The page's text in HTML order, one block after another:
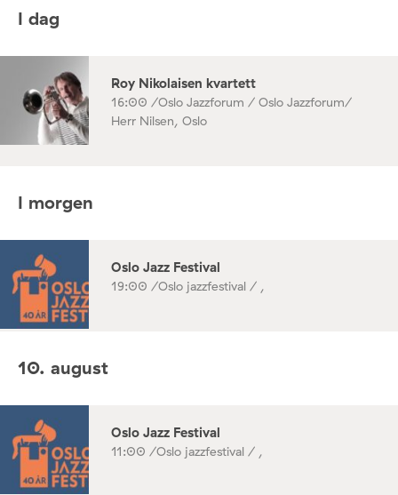
I dag
Roy Nikolaisen kvartett
16:00 /Oslo Jazzforum / Oslo Jazzforum/
Herr Nilsen, Oslo
I morgen
Oslo Jazz Festival
19:00 /Oslo jazzfestival / ,
10. august
Oslo Jazz Festival
11:00 /Oslo jazzfestival / ,